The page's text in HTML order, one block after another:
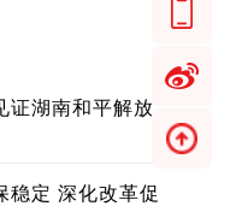
证湖南和平解放
改革促